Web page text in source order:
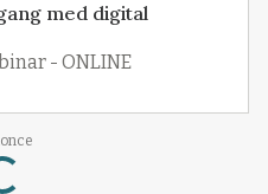
med digital
- ONLINE